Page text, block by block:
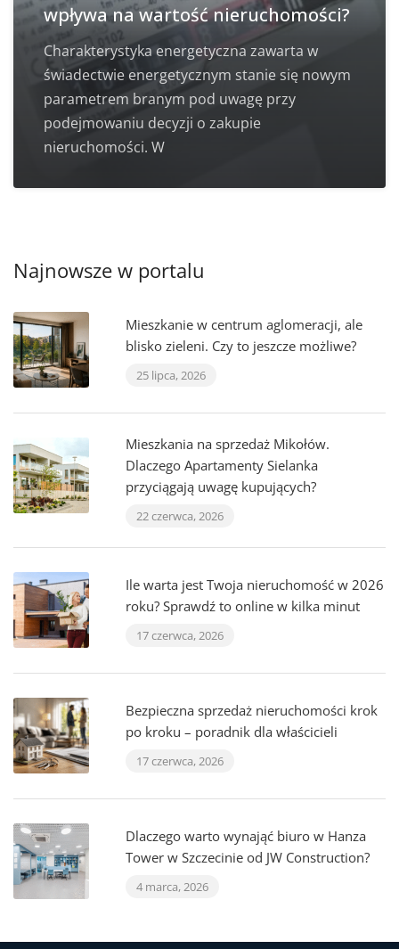
wpływa na wartość nieruchomości?
Charakterystyka energetyczna zawarta w
świadectwie energetycznym stanie się nowym
parametrem branym pod uwagę przy
podejmowaniu decyzji o zakupie
nieruchomości. W
Najnowsze w portalu
Mieszkanie w centrum aglomeracji, ale
blisko zieleni. Czy to jeszcze możliwe?
25 lipca, 2026
Mieszkania na sprzedaż Mikołów.
Dlaczego Apartamenty Sielanka
przyciągają uwagę kupujących?
22 czerwca, 2026
Ile warta jest Twoja nieruchomość w 2026
roku? Sprawdź to online w kilka minut
17 czerwca, 2026
Bezpieczna sprzedaż nieruchomości krok
po kroku – poradnik dla właścicieli
17 czerwca, 2026
Dlaczego warto wynająć biuro w Hanza
Tower w Szczecinie od JW Construction?
4 marca, 2026